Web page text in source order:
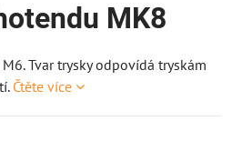
MK8
Tvar trysky odpovídá tryskám
Čtěte více